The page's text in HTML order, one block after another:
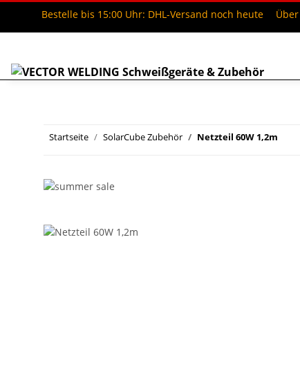
Bestelle bis 15:00 Uhr: DHL-Versand noch heute
Startseite SolarCube Zubehör Netzteil 60W 1,2m